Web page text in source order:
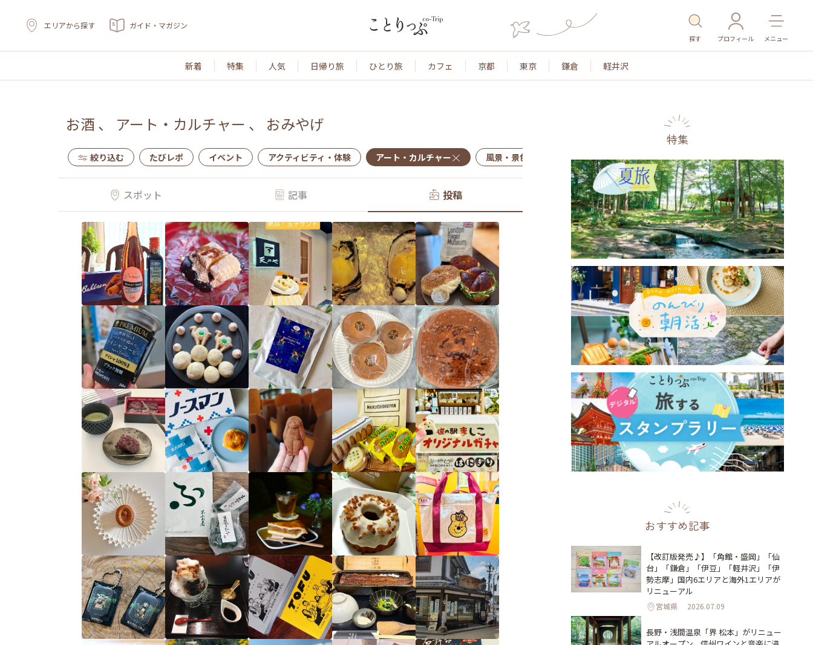
エリアから探す ガイド・マガジン
探す プロフィール メニュー
新着 特集 人気 日帰り旅 ひとり旅 カフェ 京都 東京 鎌倉 軽井沢
お酒 、 アート・カルチャー 、 おみやげ
絞り込む たびレポ イベント アクティビティ・体験 アート・カルチャー 風景・景色 名所・旧跡 温泉・スパ その他施設 ごはん
スポット 記事 投稿
特集
おすすめ記事
【改訂版発売♪】「角館・盛岡」「仙
台」「鎌倉」「伊豆」「軽井沢」「伊
勢志摩」国内6エリアと海外1エリアが
リニューアル
宮城県 2026.07.09
長野・浅間温泉「界 松本」がリニュー